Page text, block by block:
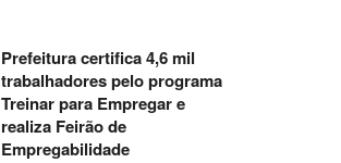
Prefeitura certifica 4,6 mil
trabalhadores pelo programa
Treinar para Empregar e
realiza Feirão de
Empregabilidade